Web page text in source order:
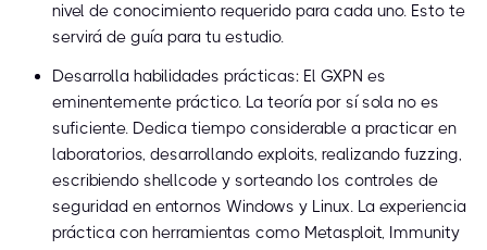
nivel de conocimiento requerido para cada uno. Esto te
servirá de guía para tu estudio.
Desarrolla habilidades prácticas: El GXPN es
eminentemente práctico. La teoría por sí sola no es
suficiente. Dedica tiempo considerable a practicar en
laboratorios, desarrollando exploits, realizando fuzzing,
escribiendo shellcode y sorteando los controles de
seguridad en entornos Windows y Linux. La experiencia
práctica con herramientas como Metasploit, Immunity